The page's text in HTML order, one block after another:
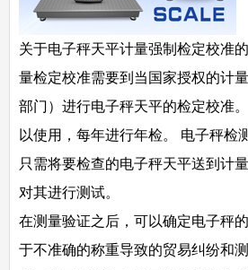
关于电子秤天平计量强制检定校准的
量检定校准需要到当国家授权的计
部门）进行电子秤天平的检定校准
以使用，每年进行年检。 电子秤检
只需将要检查的电子秤天平送到计
对其进行测试。
在测量验证之后，可以确定电子秤
于不准确的称重导致的贸易纠纷和